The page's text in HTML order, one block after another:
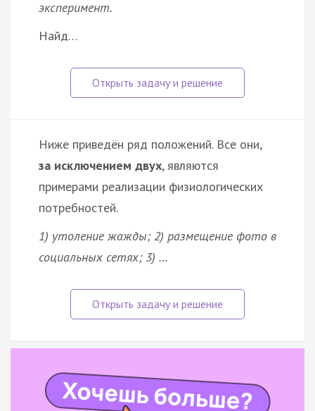
эксперимент.
Найд…
Ниже приведён ряд положений. Все они,
за исключением двух, являются
примерами реализации физиологических
потребностей.
1) утоление жажды; 2) размещение фото в
социальных сетях; 3) …